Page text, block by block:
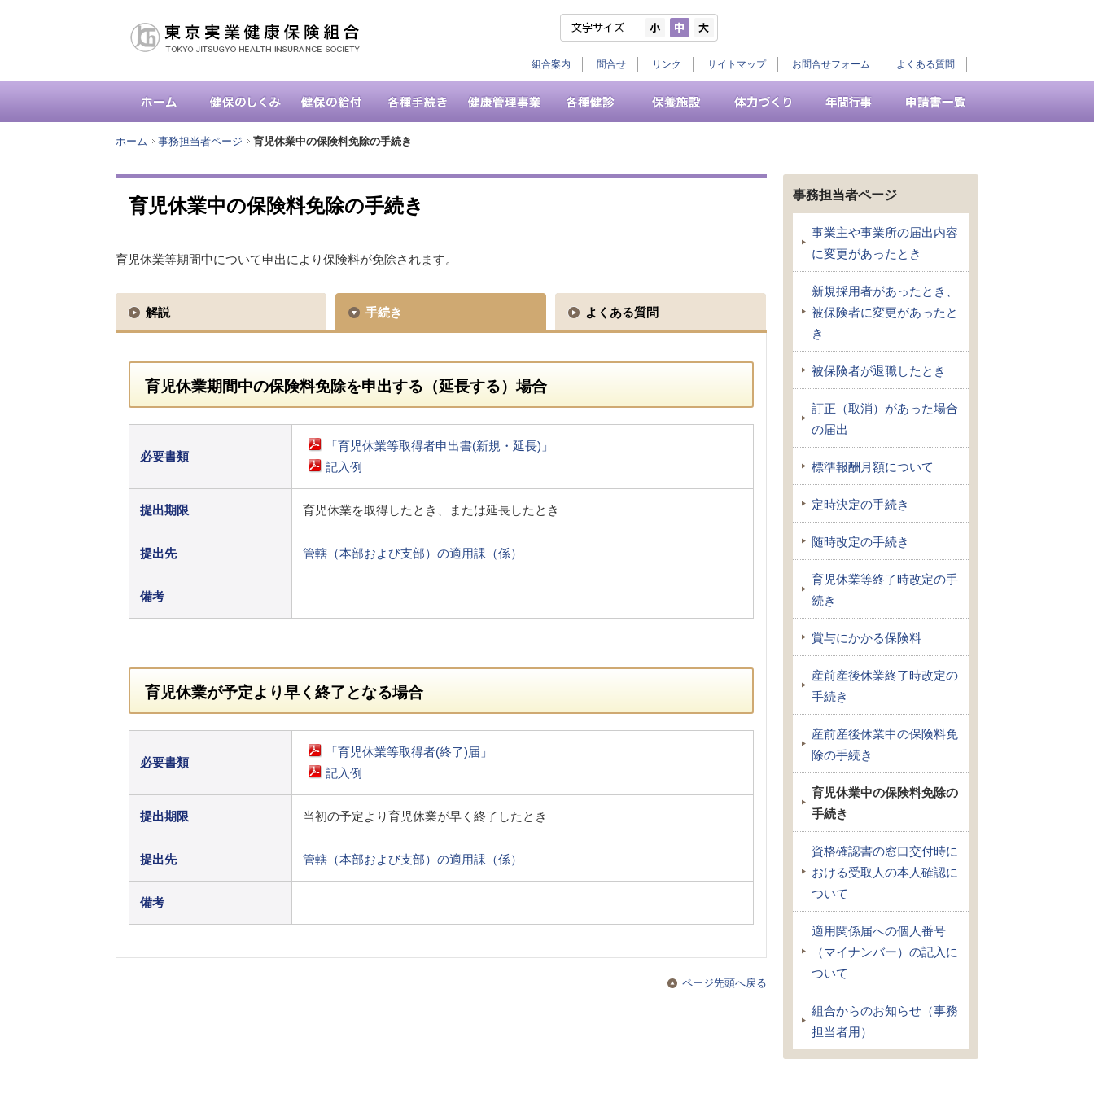
組合案内 問合せ リンク サイトマップ お問合せフォーム よくある質問
ホーム 事務担当者ページ 育児休業中の保険料免除の手続き
育児休業中の保険料免除の手続き
育児休業等期間中について申出により保険料が免除されます。
解説 手続き よくある質問
育児休業期間中の保険料免除を申出する（延長する）場合
必要書類
「育児休業等取得者申出書(新規・延長)」
記入例
提出期限 育児休業を取得したとき、または延長したとき
提出先 管轄（本部および支部）の適用課（係）
備考
育児休業が予定より早く終了となる場合
必要書類
「育児休業等取得者(終了)届」
記入例
提出期限 当初の予定より育児休業が早く終了したとき
提出先 管轄（本部および支部）の適用課（係）
備考
ページ先頭へ戻る
事務担当者ページ
事業主や事業所の届出内容
に変更があったとき
新規採用者があったとき、
被保険者に変更があったと
き
被保険者が退職したとき
訂正（取消）があった場合
の届出
標準報酬月額について
定時決定の手続き
随時改定の手続き
育児休業等終了時改定の手
続き
賞与にかかる保険料
産前産後休業終了時改定の
手続き
産前産後休業中の保険料免
除の手続き
育児休業中の保険料免除の
手続き
資格確認書の窓口交付時に
おける受取人の本人確認に
ついて
適用関係届への個人番号
（マイナンバー）の記入に
ついて
組合からのお知らせ（事務
担当者用）